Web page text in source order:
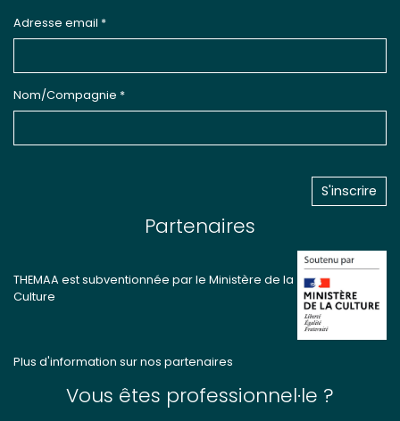
Adresse email *
Nom/Compagnie *
Partenaires
THEMAA est subventionnée par le Ministère de la
Culture
Plus d'information sur nos partenaires
Vous êtes professionnel·le ?